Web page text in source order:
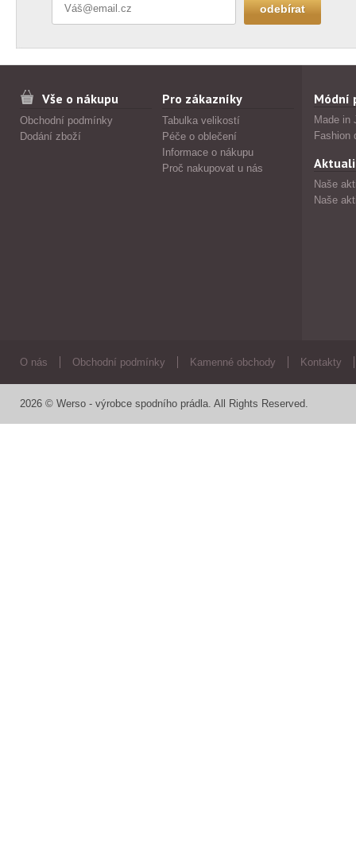
Vše o nákupu
Obchodní podmínky
Dodání zboží
Pro zákazníky
Tabulka velikostí
Péče o oblečení
Informace o nákupu
Proč nakupovat u nás
Módní
Made in
Fashion
Naše
Naše
O nás Obchodní podmínky Kamenné obchody Kontakty
2026 © Werso - výrobce spodního prádla. All Rights Reserved.